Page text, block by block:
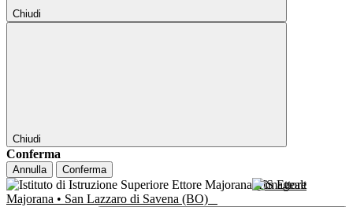
Chiudi
Chiudi
Conferma
Annulla Conferma
IIS Ettore
Majorana • San Lazzaro di Savena (BO)